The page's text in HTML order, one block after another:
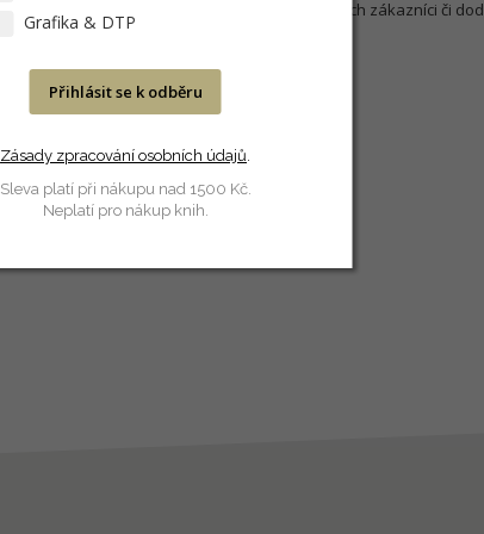
technologické zázemí ale jejich zákazníci či
Grafika & DTP
Přihlásit se k odběru
Zásady zpracování osobních údajů
Sleva platí při nákupu nad 1500 Kč.
Neplatí pro nákup knih.